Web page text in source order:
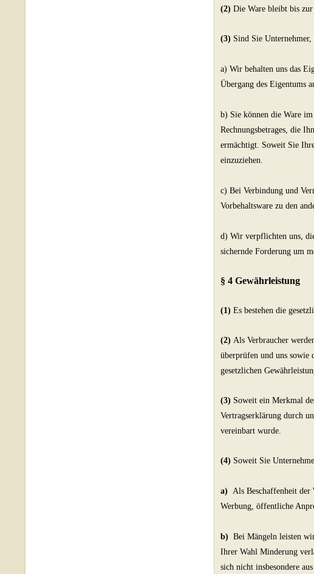
(2) Die Ware bleibt bis
(3) Sind Sie
a) Wir behalten uns das
Übergang des Eigentums
b) Sie können die Ware
Rechnungsbetrages, die
ermächtigt. Soweit Sie
einzuziehen.
c) Bei Verbindung und
Vorbehaltsware zu den
d) Wir verpflichten uns,
sichernde Forderung um
§ 4 Gewährleistung
(1) Es bestehen die
(2) Als Verbraucher
überprüfen und uns sowie
gesetzlichen
(3) Soweit ein Merkmal
Vertragserklärung durch
vereinbart wurde.
(4) Soweit Sie
a) Als Beschaffenheit der
Werbung, öffentliche
b) Bei Mängeln leisten
Ihrer Wahl Minderung
sich nicht insbesondere